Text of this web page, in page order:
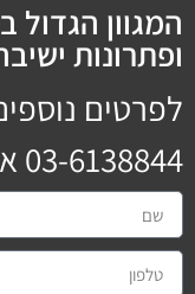
המגוון
ופתרונות
לפרטים
03-6138844